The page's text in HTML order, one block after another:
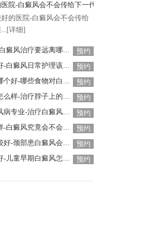
院-白癜风会不会传给下一代呢
的医院-白癜风会不会传给
[详细]
昆明白癜风医院电话-白癜风治疗要远离哪些误区呢
预约
昆明白癜风医院哪里好-白癜风日常护理该如何做
预约
昆明治疗白癜风医院哪个好-哪些食物对白癜风病情不利呢
预约
云南治疗白癜风医院怎么样-治疗脖子上的白癜风要注意什么
预约
昆明哪家医院看白癜风病专业-治疗白癜风要避开哪些误区
预约
昆明白癜风医院怎么样-白癜风究竟会不会传染人呢
预约
昆明白癜风医院哪里较好-颈部患白癜风会有什么特征呢
预约
昆明治疗白癜风哪个好-儿童早期白癜风怎样识别呢 预约